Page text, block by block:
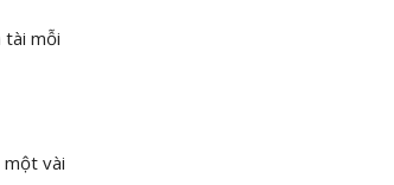
tài mỗi
một vài